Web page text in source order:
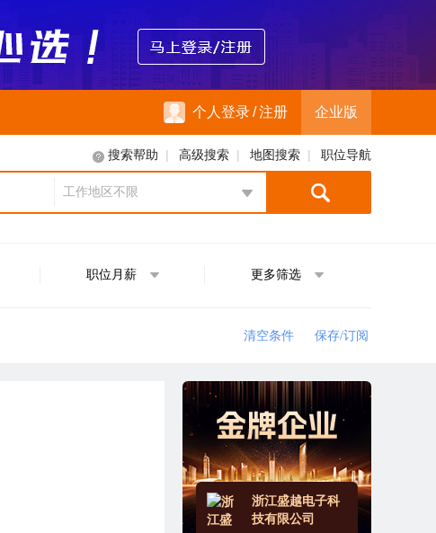
个人登录/注册 企业版
搜索帮助 | 高级搜索 | 地图搜索 | 职位导航
工作地区不限
职位月薪 更多筛选
清空条件 保存/订阅
浙江盛越电子科
技有限公司